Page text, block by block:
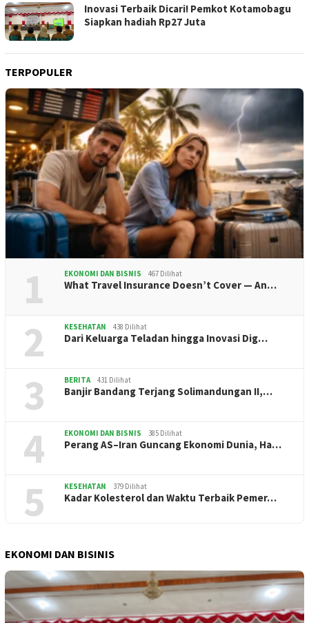
Inovasi Terbaik Dicari! Pemkot Kotamobagu
Siapkan hadiah Rp27 Juta
TERPOPULER
1 EKONOMI DAN BISNIS 467 Dilihat
What Travel Insurance Doesn’t Cover — An…
2 KESEHATAN 438 Dilihat
Dari Keluarga Teladan hingga Inovasi Dig…
3 BERITA 431 Dilihat
Banjir Bandang Terjang Solimandungan II,…
4 EKONOMI DAN BISNIS 385 Dilihat
Perang AS–Iran Guncang Ekonomi Dunia, Ha…
5 KESEHATAN 379 Dilihat
Kadar Kolesterol dan Waktu Terbaik Pemer…
EKONOMI DAN BISINIS